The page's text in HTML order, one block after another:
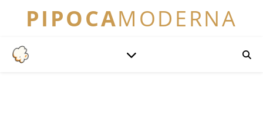
PIPOCAMODERNA